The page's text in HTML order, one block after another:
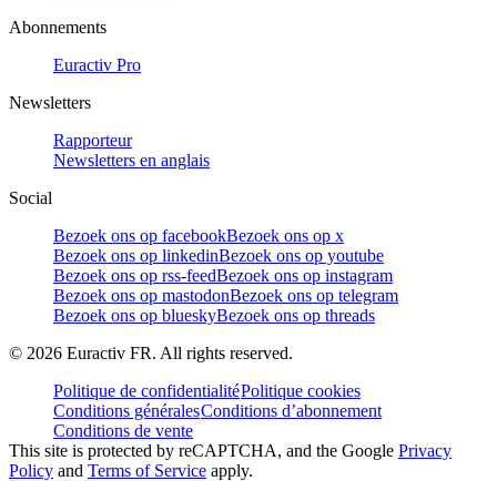
Abonnements
Euractiv Pro
Newsletters
Rapporteur
Newsletters en anglais
Social
Bezoek ons op facebookBezoek ons op x
Bezoek ons op linkedinBezoek ons op youtube
Bezoek ons op rss-feedBezoek ons op instagram
Bezoek ons op mastodonBezoek ons op telegram
Bezoek ons op blueskyBezoek ons op threads
© 2026 Euractiv FR. All rights reserved.
Politique de confidentialitéPolitique cookies
Conditions généralesConditions d’abonnement
Conditions de vente
This site is protected by reCAPTCHA, and the Google Privacy
Policy and Terms of Service apply.